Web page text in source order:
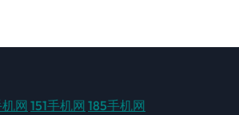
网 151手机网 185手机网